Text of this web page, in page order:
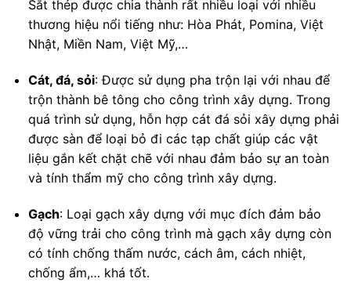
Sắt thép được chia thành rất nhiều loại với nhiều
thương hiệu nổi tiếng như: Hòa Phát, Pomina, Việt
Nhật, Miền Nam, Việt Mỹ,…
Cát, đá, sỏi: Được sử dụng pha trộn lại với nhau để
trộn thành bê tông cho công trình xây dựng. Trong
quá trình sử dụng, hỗn hợp cát đá sỏi xây dựng phải
được sàn để loại bỏ đi các tạp chất giúp các vật
liệu gắn kết chặt chẽ với nhau đảm bảo sự an toàn
và tính thẩm mỹ cho công trình xây dựng.
Gạch: Loại gạch xây dựng với mục đích đảm bảo
độ vững trải cho công trình mà gạch xây dựng còn
có tính chống thấm nước, cách âm, cách nhiệt,
chống ẩm,… khá tốt.